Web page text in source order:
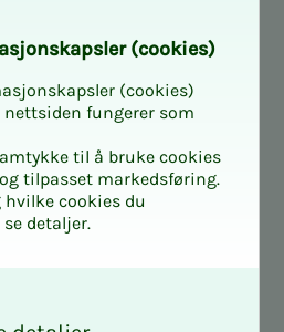
i NITO
(cookies)
(cookies)
nettsiden fungerer som
til å bruke cookies
tilpasset markedsføring.
hvilke cookies du
detaljer.